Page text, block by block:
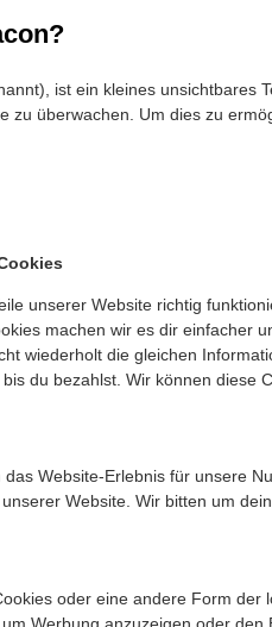
ist ein kleines unsichtbares
zu überwachen. Um dies zu
unserer Website richtig
machen wir es dir einfacher
wiederholt die gleichen
du bezahlst. Wir können diese
Website-Erlebnis für unsere
Website. Wir bitten um
oder eine andere Form der
Werbung anzuzeigen oder